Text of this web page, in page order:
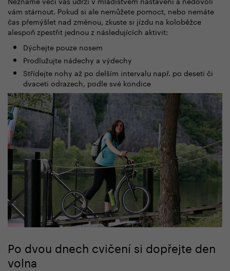
vám stárnout. Pokud si ale nemůžete pomoct, nebo nemáte
čas přemýšlet nad změnou, zkuste si jízdu na koloběžce
alespoň zpestřit jednou z následujících aktivit:
Dýchejte pouze nosem
Prodlužujte nádechy a výdechy
Střídejte nohy až po delším intervalu např. po deseti či
dvaceti odrazech, podle své kondice
Po dvou dnech cvičení si dopřejte den
volna